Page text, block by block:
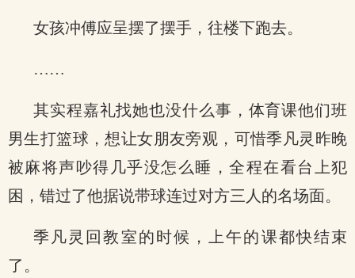
女孩冲傅应呈摆了摆手，往楼下跑去。
……
其实程嘉礼找她也没什么事，体育课他们班
男生打篮球，想让女朋友旁观，可惜季凡灵昨晚
被麻将声吵得几乎没怎么睡，全程在看台上犯
困，错过了他据说带球连过对方三人的名场面。
季凡灵回教室的时候，上午的课都快结束
了。